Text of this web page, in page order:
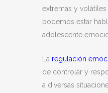
extremas y volátiles
podemos estar
adolescente
La regulación
de controlar y
a diversas